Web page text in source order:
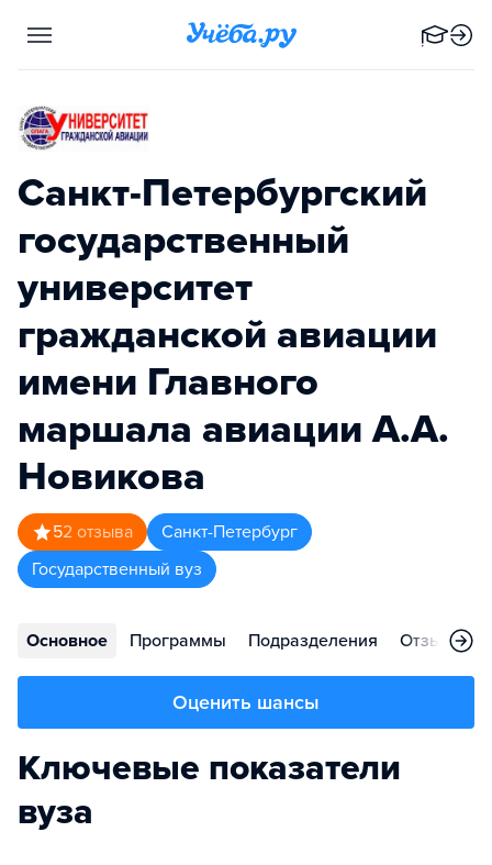
Санкт-Петербургский
государственный
университет
гражданской авиации
имени Главного
маршала авиации А.А.
Новикова
52 отзыва
Санкт-Петербург
Государственный вуз
Основное Программы Подразделения Отзывы
Оценить шансы
Ключевые показатели
вуза